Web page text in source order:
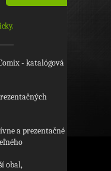
- katalógová
a prezentačné
obal,